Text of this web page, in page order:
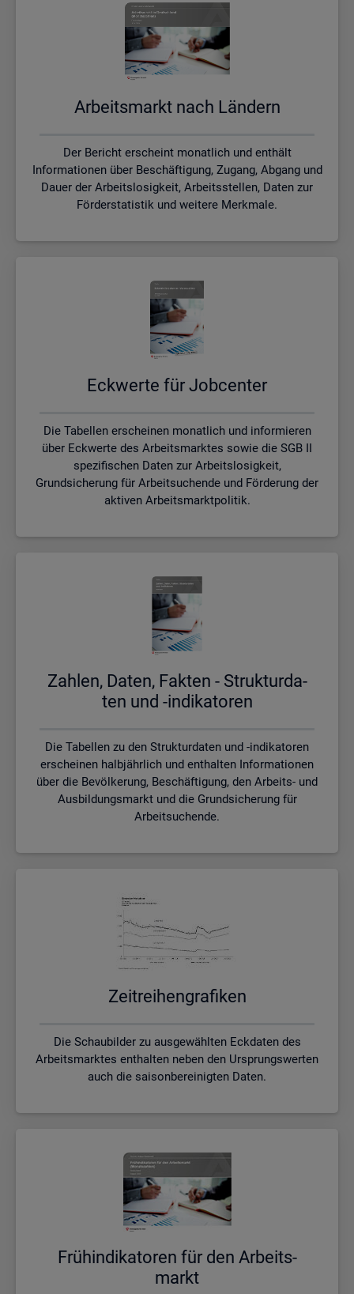
Ar­beits­markt nach Län­dern
Der Bericht erscheint monatlich und enthält
Informationen über Beschäftigung, Zugang, Abgang und
Dauer der Arbeitslosigkeit, Arbeitsstellen, Daten zur
Förderstatistik und weitere Merkmale.
Eck­wer­te für Job­cen­ter
Die Tabellen erscheinen monatlich und informieren
über Eckwerte des Arbeitsmarktes sowie die SGB II
spezifischen Daten zur Arbeitslosigkeit,
Grundsicherung für Arbeitsuchende und Förderung der
aktiven Arbeitsmarktpolitik.
Zah­len, Daten, Fak­ten - Struk­tur­da­
ten und -in­di­ka­to­ren
Die Tabellen zu den Strukturdaten und -indikatoren
erscheinen halbjährlich und enthalten Informationen
über die Bevölkerung, Beschäftigung, den Arbeits- und
Ausbildungsmarkt und die Grundsicherung für
Arbeitsuchende.
Zeit­rei­hen­gra­fi­ken
Die Schaubilder zu ausgewählten Eckdaten des
Arbeitsmarktes enthalten neben den Ursprungswerten
auch die saisonbereinigten Daten.
Früh­in­di­ka­to­ren für den Ar­beits­
markt